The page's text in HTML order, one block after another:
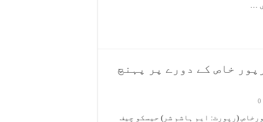
…
خاص کے دورے پر پہنچ
0
(رپورٹ: ایم ہاشم شر) حیسکو چیف